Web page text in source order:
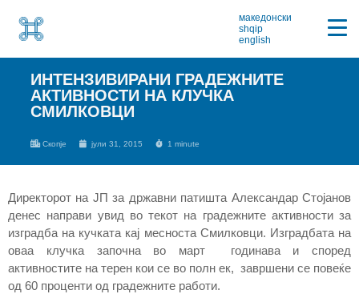
македонски
shqip
english
ИНТЕНЗИВИРАНИ ГРАДЕЖНИТЕ
АКТИВНОСТИ НА КЛУЧКА
СМИЛКОВЦИ
Скопје јули 31, 2015 1 minute
Директорот на ЈП за државни патишта Александар Стојанов
денес направи увид во текот на градежните активности за
изградба на кучката кај месноста Смилковци. Изградбата на
оваа клучка започна во март годинава и според
активностите на терен кои се во полн ек, завршени се повеќе
од 60 проценти од градежните работи.